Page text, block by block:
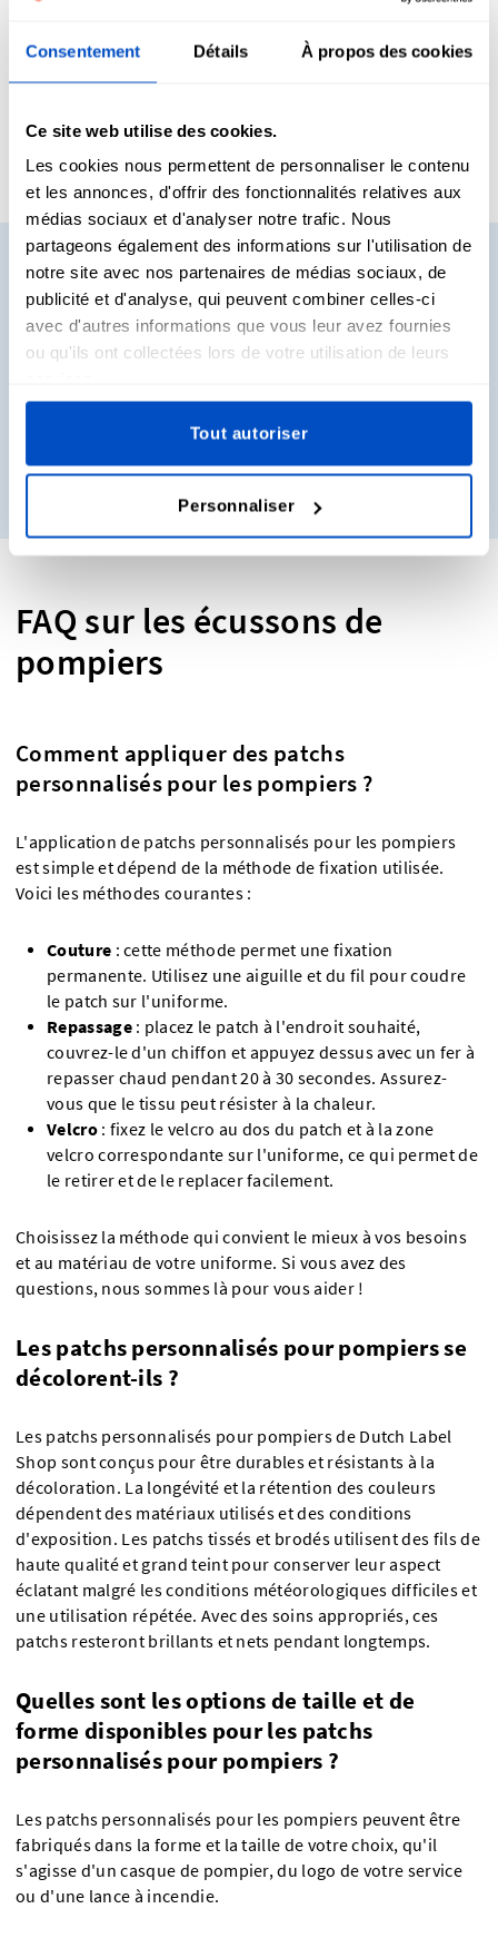
Consentement Détails À propos des cookies
Ce site web utilise des cookies.
Les cookies nous permettent de personnaliser le contenu
et les annonces, d'offrir des fonctionnalités relatives aux
médias sociaux et d'analyser notre trafic. Nous
partageons également des informations sur l'utilisation de
notre site avec nos partenaires de médias sociaux, de
publicité et d'analyse, qui peuvent combiner celles-ci
avec d'autres informations que vous leur avez fournies
ou qu'ils ont collectées lors de votre utilisation de leurs
Tout autoriser
Personnaliser
Vous voulez voir des
échantillons ?
Vous voulez voir et toucher de vraies étiquettes avant de
FAQ sur les écussons de
pompiers
Comment appliquer des patchs
personnalisés pour les pompiers ?
L'application de patchs personnalisés pour les pompiers
est simple et dépend de la méthode de fixation utilisée.
Voici les méthodes courantes :
Couture : cette méthode permet une fixation
permanente. Utilisez une aiguille et du fil pour coudre
le patch sur l'uniforme.
Repassage: placez le patch à l'endroit souhaité,
couvrez-le d'un chiffon et appuyez dessus avec un fer à
repasser chaud pendant 20 à 30 secondes. Assurez-
vous que le tissu peut résister à la chaleur.
Velcro: fixez le velcro au dos du patch et à la zone
velcro correspondante sur l'uniforme, ce qui permet de
le retirer et de le replacer facilement.
Choisissez la méthode qui convient le mieux à vos besoins
et au matériau de votre uniforme. Si vous avez des
questions, nous sommes là pour vous aider !
Les patchs personnalisés pour pompiers se
décolorent-ils ?
Les patchs personnalisés pour pompiers de Dutch Label
Shop sont conçus pour être durables et résistants à la
décoloration. La longévité et la rétention des couleurs
dépendent des matériaux utilisés et des conditions
d'exposition. Les patchs tissés et brodés utilisent des fils de
haute qualité et grand teint pour conserver leur aspect
éclatant malgré les conditions météorologiques difficiles et
une utilisation répétée. Avec des soins appropriés, ces
patchs resteront brillants et nets pendant longtemps.
Quelles sont les options de taille et de
forme disponibles pour les patchs
personnalisés pour pompiers ?
Les patchs personnalisés pour les pompiers peuvent être
fabriqués dans la forme et la taille de votre choix, qu'il
s'agisse d'un casque de pompier, du logo de votre service
ou d'une lance à incendie.